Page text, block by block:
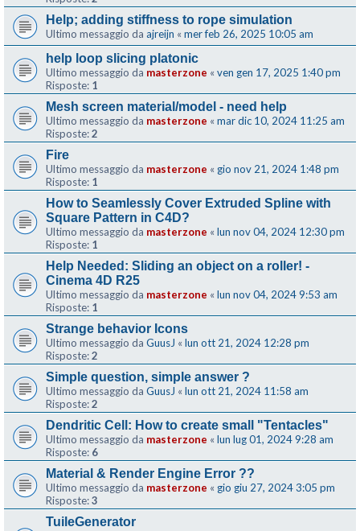
Help; adding stiffness to rope simulation
Ultimo messaggio da ajreijn « mer feb 26, 2025 10:05 am
help loop slicing platonic
Ultimo messaggio da masterzone « ven gen 17, 2025 1:40 pm
Risposte: 1
Mesh screen material/model - need help
Ultimo messaggio da masterzone « mar dic 10, 2024 11:25 am
Risposte:2
Fire
Ultimo messaggio da masterzone « gio nov 21, 2024 1:48 pm
Risposte: 1
How to Seamlessly Cover Extruded Spline with
Square Pattern in C4D?
Ultimo messaggio da masterzone « lun nov 04, 2024 12:30 pm
Risposte: 1
Help Needed: Sliding an object on a roller! -
Cinema 4D R25
Ultimo messaggio da masterzone « lun nov 04, 2024 9:53 am
Risposte: 1
Strange behavior Icons
Ultimo messaggio da GuusJ « lun ott 21, 2024 12:28 pm
Risposte:2
Simple question, simple answer ?
Ultimo messaggio da GuusJ « lun ott 21, 2024 11:58 am
Risposte:2
Dendritic Cell: How to create small "Tentacles"
Ultimo messaggio da masterzone « lun lug 01, 2024 9:28 am
Risposte: 6
Material & Render Engine Error ??
Ultimo messaggio da masterzone « gio giu 27, 2024 3:05 pm
Risposte:3
TuileGenerator